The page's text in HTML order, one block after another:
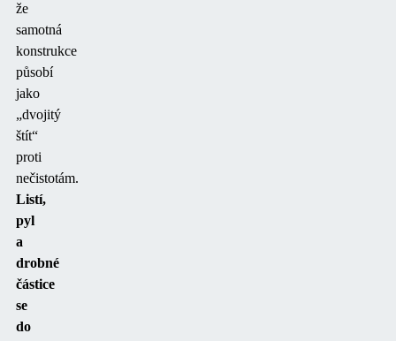
že
samotná
konstrukce
působí
jako
„dvojitý
štít“
proti
nečistotám.
Listí,
pyl
a
drobné
částice
se
do